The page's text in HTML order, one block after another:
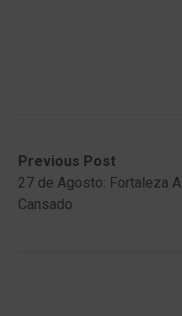
Post
navigation
Previous Post
Previous
post:27 de Agosto: Fortaleza Al
Cansado
Next
post: